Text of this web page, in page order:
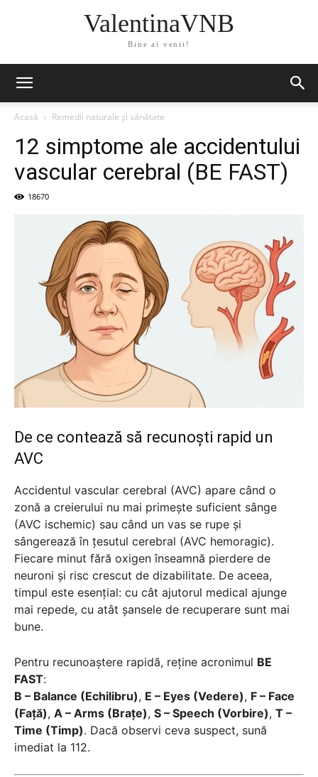
ValentinaVNB
Bine ai venit!
Acasă Remedii naturale și sănătate
12 simptome ale accidentului
vascular cerebral (BE FAST)
18670
De ce contează să recunoști rapid un
AVC
Accidentul vascular cerebral (AVC) apare când o
zonă a creierului nu mai primește suficient sânge
(AVC ischemic) sau când un vas se rupe și
sângerează în țesutul cerebral (AVC hemoragic).
Fiecare minut fără oxigen înseamnă pierdere de
neuroni și risc crescut de dizabilitate. De aceea,
timpul este esențial: cu cât ajutorul medical ajunge
mai repede, cu atât șansele de recuperare sunt mai
bune.
Pentru recunoaștere rapidă, reține acronimul BE
FAST:
B – Balance (Echilibru), E – Eyes (Vedere), F – Face
(Față), A – Arms (Brațe), S – Speech (Vorbire), T –
Time (Timp). Dacă observi ceva suspect, sună
imediat la 112.